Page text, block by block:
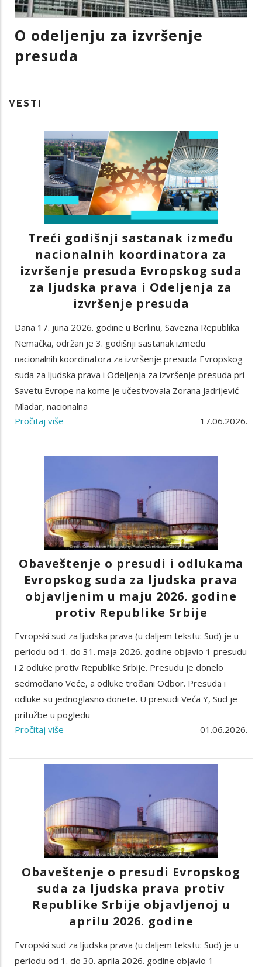
O odeljenju za izvršenje
presuda
VESTI
Treći godišnji sastanak između
nacionalnih koordinatora za
izvršenje presuda Evropskog suda
za ljudska prava i Odeljenja za
izvršenje presuda
Dana 17. juna 2026. godine u Berlinu, Savezna Republika
Nemačka, održan je 3. godišnji sastanak između
nacionalnih koordinatora za izvršenje presuda Evropskog
suda za ljudska prava i Odeljenja za izvršenje presuda pri
Savetu Evrope na kome je učestvovala Zorana Jadrijević
Mladar, nacionalna
17.06.2026.
Pročitaj više
Obaveštenje o presudi i odlukama
Evropskog suda za ljudska prava
objavljenim u maju 2026. godine
protiv Republike Srbije
Evropski sud za ljudska prava (u daljem tekstu: Sud) je u
periodu od 1. do 31. maja 2026. godine objavio 1 presudu
i 2 odluke protiv Republike Srbije. Presudu je donelo
sedmočlano Veće, a odluke tročlani Odbor. Presuda i
odluke su jednoglasno donete. U presudi Veća Y, Sud je
pritužbe u pogledu
01.06.2026.
Pročitaj više
Obaveštenje o presudi Evropskog
suda za ljudska prava protiv
Republike Srbije objavljenoj u
aprilu 2026. godine
Evropski sud za ljudska prava (u daljem tekstu: Sud) je u
periodu od 1. do 30. aprila 2026. godine objavio 1